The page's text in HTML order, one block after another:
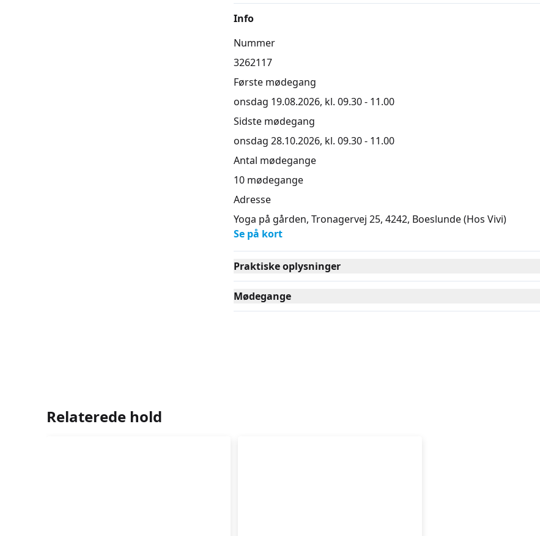
Info
Nummer
3262117
Første mødegang
onsdag 19.08.2026, kl. 09.30 - 11.00
Sidste mødegang
onsdag 28.10.2026, kl. 09.30 - 11.00
Antal mødegange
10 mødegange
Adresse
Yoga på gården, Tronagervej 25, 4242, Boeslunde(Hos Vivi)
Se på kort
Praktiske oplysninger
Mødegange
Relaterede hold